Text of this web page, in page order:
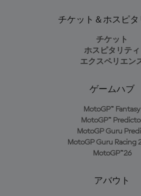
チケット＆ホスピタ
チケット
ホスピタリティ
エクスペリエン
ゲームハブ
MotoGP™ Fantasy
MotoGP™
MotoGP Guru
MotoGP Guru Racing
MotoGP™26
アバウト